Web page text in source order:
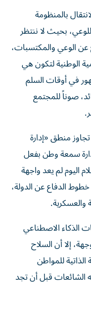
بالمنظومة
للوعي، بحيث لا ننتظر
الوعي والمكتسبات،
الوطنية لتكون هي
في أوقات السلم
صوناً للمجتمع
تجاوز منطق «إدارة
سمعة وطن بفعل
اليوم لم يعد واجهة
الدفاع عن الدولة،
والعسكرية.
الذكاء الاصطناعي
إلا أن السلاح
للمواطن
الشائعات قبل أن تجد